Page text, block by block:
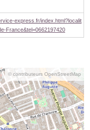
express.fr/index.html?localit
France&tel=0662197420
© contributeurs OpenStreetMap